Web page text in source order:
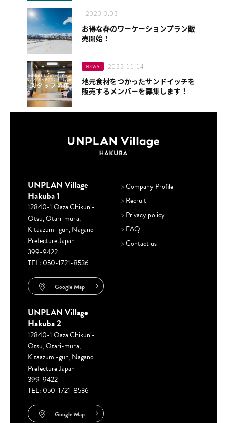
2023 3.03
お得な春のワーケーションプラン販
売開始！
NEWS 2022 11.14
地元食材をつかったサンドイッチを
販売するメンバーを募集します！
UNPLAN Village
Hakuba 1
12840-1 Oaza Chikuni-
Otsu, Otari-mura,
Kitaazumi-gun, Nagano
Prefecture Japan
399-9422
TEL: 050-1721-8536
Google Map
UNPLAN Village
Hakuba 2
12840-1 Oaza Chikuni-
Otsu, Otari-mura,
Kitaazumi-gun, Nagano
Prefecture Japan
399-9422
TEL: 050-1721-8536
Google Map
>Company Profile
>Recruit
>Privacy policy
>FAQ
>Contact us